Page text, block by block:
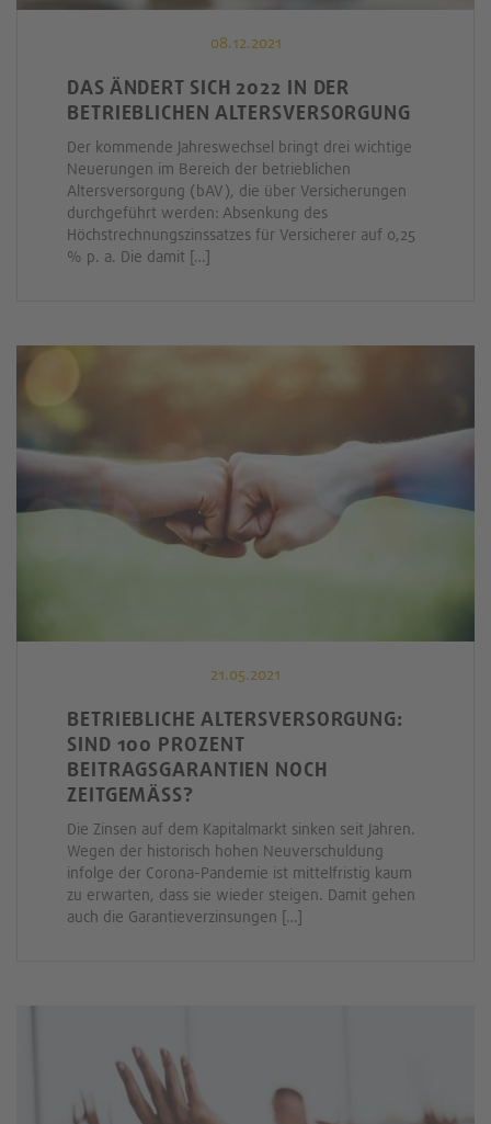
08.12.2021
DAS ÄNDERT SICH 2022 IN DER
BETRIEBLICHEN ALTERSVERSORGUNG
Der kommende Jahreswechsel bringt drei wichtige
Neuerungen im Bereich der betrieblichen
Altersversorgung (bAV), die über Versicherungen
durchgeführt werden: Absenkung des
Höchstrechnungszinssatzes für Versicherer auf 0,25
% p. a. Die damit […]
21.05.2021
BETRIEBLICHE ALTERSVERSORGUNG:
SIND 100 PROZENT
BEITRAGSGARANTIEN NOCH
ZEITGEMÄSS?
Die Zinsen auf dem Kapitalmarkt sinken seit Jahren.
Wegen der historisch hohen Neuverschuldung
infolge der Corona-Pandemie ist mittelfristig kaum
zu erwarten, dass sie wieder steigen. Damit gehen
auch die Garantieverzinsungen […]